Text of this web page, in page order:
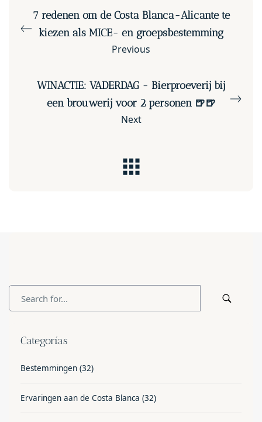
7 redenen om de Costa Blanca-Alicante te
kiezen als MICE- en groepsbestemming
Previous
WINACTIE: VADERDAG - Bierproeverij bij
een brouwerij voor 2 personen 🍺🍺
Next
Categorías
Bestemmingen (32)
Ervaringen aan de Costa Blanca (32)